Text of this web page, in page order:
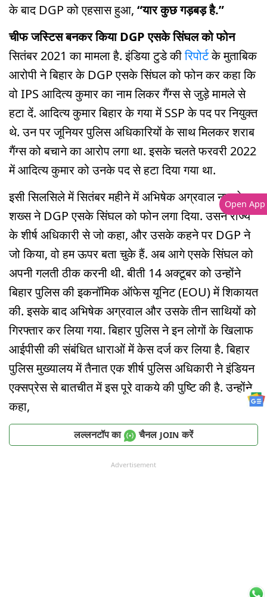
के बाद DGP को एहसास हुआ, “यार कुछ गड़बड़ है.”
चीफ जस्टिस बनकर किया DGP एसके सिंघल को फोन
सितंबर 2021 का मामला है. इंडिया टुडे कीरिपोर्टके मुताबिक
आरोपी ने बिहार के DGP एसके सिंघल को फोन कर कहा कि
वो IPS आदित्य कुमार का नाम लिकर गैंग्स से जुड़े मामले से
हटा दें. आदित्य कुमार बिहार के गया में SSP के पद पर नियुक्त
थे. उन पर जूनियर पुलिस अधिकारियों के साथ मिलकर शराब
गैंग्स को बचाने का आरोप लगा था. इसके चलते फरवरी 2022
में आदित्य कुमार को उनके पद से हटा दिया गया था.
इसी सिलसिले में सितंबर महीने में अभिषेक अग्रवाल नाम के
शख्स ने DGP एसके सिंघल को फोन लगा दिया. उसने राज्य
के शीर्ष अधिकारी से जो कहा, और उसके कहने पर DGP ने
जो किया, वो हम ऊपर बता चुके हैं. अब आगे एसके सिंघल को
अपनी गलती ठीक करनी थी. बीती 14 अक्टूबर को उन्होंने
बिहार पुलिस की इकनॉमिक ऑफेस यूनिट (EOU) में शिकायत
की. इसके बाद अभिषेक अग्रवाल और उसके तीन साथियों को
गिरफ्तार कर लिया गया. बिहार पुलिस ने इन लोगों के खिलाफ
आईपीसी की संबंधित धाराओं में केस दर्ज कर लिया है. बिहार
पुलिस मुख्यालय में तैनात एक शीर्ष पुलिस अधिकारी ने इंडियन
एक्सप्रेस से बातचीत में इस पूरे वाकये की पुष्टि की है. उन्होंने
कहा,
लल्लनटॉप का चैनल JOIN करें
Advertisement
Open App